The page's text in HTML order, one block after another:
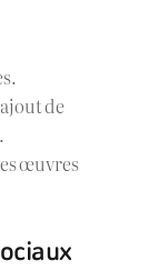
de
œuvres